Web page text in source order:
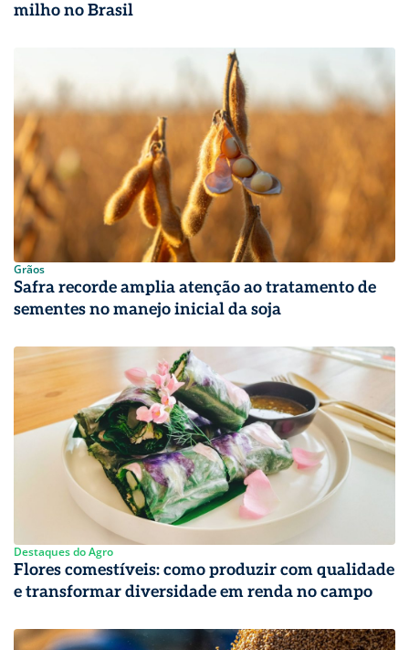
milho no Brasil
Grãos
Safra recorde amplia atenção ao tratamento de
sementes no manejo inicial da soja
Destaques do Agro
Flores comestíveis: como produzir com qualidade
e transformar diversidade em renda no campo